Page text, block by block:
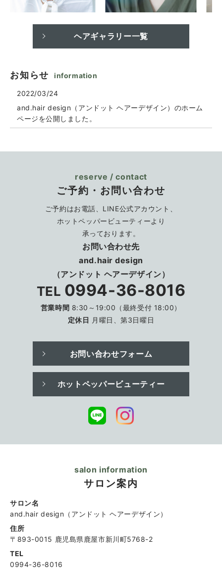
ヘアギャラリー一覧
お知らせ information
2022/03/24
and.hair design（アンドット ヘアーデザイン）のホーム
ページを公開しました。
reserve / contact
ご予約・お問い合わせ
ご予約はお電話、LINE公式アカウント、
ホットペッパービューティーより
承っております。
お問い合わせ先
and.hair design
（アンドット ヘアーデザイン）
TEL 0994-36-8016
営業時間 8:30～19:00（最終受付 18:00）
定休日 月曜日、第3日曜日
お問い合わせフォーム
ホットペッパービューティー
salon information
サロン案内
サロン名
and.hair design（アンドット ヘアーデザイン）
住所
〒893-0015 鹿児島県鹿屋市新川町5768-2
TEL
0994-36-8016